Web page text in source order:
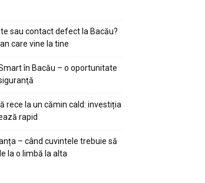
sau contact defect la Bacău?
care vine la tine
în Bacău – o oportunitate
rece la un cămin cald: investiția
rapid
– când cuvintele trebuie să
la o limbă la alta